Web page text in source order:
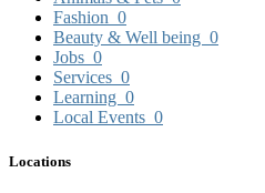
Fashion 0
Beauty & Well being 0
Jobs 0
Services 0
Learning 0
Local Events 0
Locations